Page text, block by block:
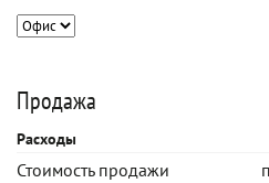
Продажа
Расходы
Стоимость продажи